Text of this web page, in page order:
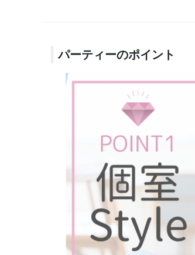
パーティーのポイント